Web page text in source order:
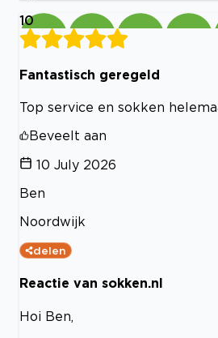
10
Fantastisch geregeld
Top service en sokken
Beveelt aan
10 July 2026
Ben
Noordwijk
delen
Reactie van sokken.nl
Hoi Ben,